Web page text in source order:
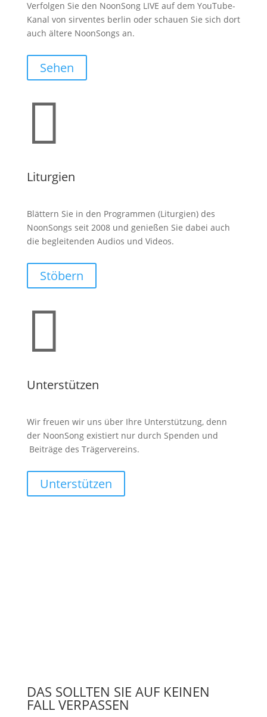
Verfolgen Sie den NoonSong LIVE auf dem YouTube-
Kanal von sirventes berlin oder schauen Sie sich dort
auch ältere NoonSongs an.
Sehen

Liturgien
Blättern Sie in den Programmen (Liturgien) des
NoonSongs seit 2008 und genießen Sie dabei auch
die begleitenden Audios und Videos.
Stöbern

Unterstützen
Wir freuen wir uns über Ihre Unterstützung, denn
der NoonSong existiert nur durch Spenden und
Beiträge des Trägervereins.
Unterstützen
DAS SOLLTEN SIE AUF KEINEN
FALL VERPASSEN